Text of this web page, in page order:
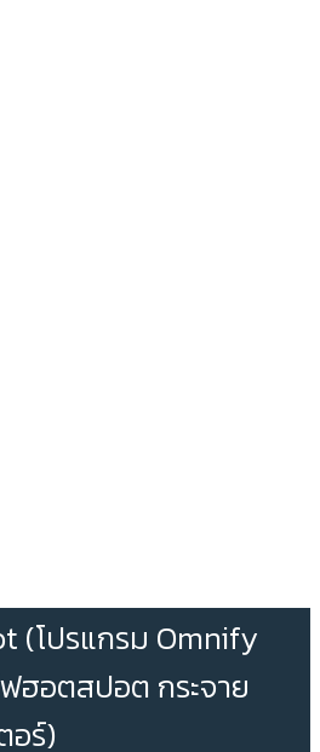
(โปรแกรม Omnify
ฮอตสปอต กระจาย
อร์)